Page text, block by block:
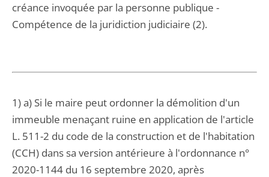
créance invoquée par la personne publique -
Compétence de la juridiction judiciaire (2).
1) a) Si le maire peut ordonner la démolition d'un
immeuble menaçant ruine en application de l'article
L. 511-2 du code de la construction et de l'habitation
(CCH) dans sa version antérieure à l'ordonnance n°
2020-1144 du 16 septembre 2020, après